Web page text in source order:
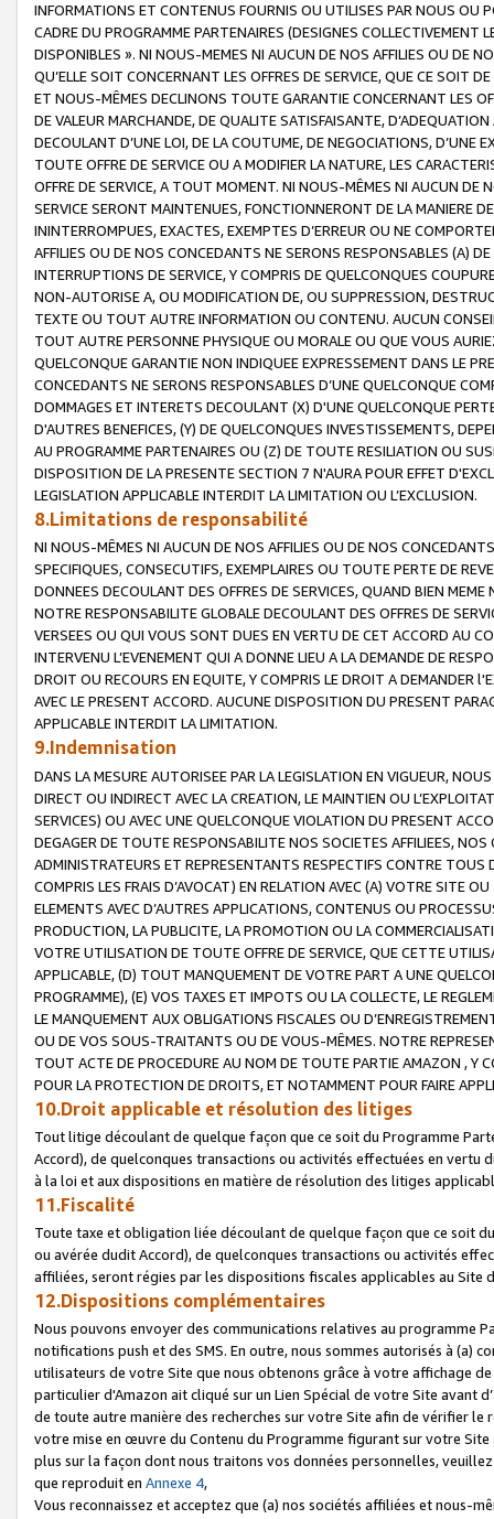
INFORMATIONS ET CONTENUS FOURNIS OU UTILISES PAR NOUS OU
CADRE DU PROGRAMME PARTENAIRES (DESIGNES COLLECTIVEMENT
DISPONIBLES ». NI NOUS-MEMES NI AUCUN DE NOS AFFILIES OU DE
QU’ELLE SOIT CONCERNANT LES OFFRES DE SERVICE, QUE CE SOIT
ET NOUS-MÊMES DECLINONS TOUTE GARANTIE CONCERNANT LES
DE VALEUR MARCHANDE, DE QUALITE SATISFAISANTE,
DECOULANT D’UNE LOI, DE LA COUTUME, DE NEGOCIATIONS, D’UNE
TOUTE OFFRE DE SERVICE OU A MODIFIER LA NATURE, LES
OFFRE DE SERVICE, A TOUT MOMENT. NI NOUS-MÊMES NI AUCUN DE
SERVICE SERONT MAINTENUES, FONCTIONNERONT DE LA MANIERE
ININTERROMPUES, EXACTES, EXEMPTES D’ERREUR OU NE
AFFILIES OU DE NOS CONCEDANTS NE SERONS RESPONSABLES (A)
INTERRUPTIONS DE SERVICE, Y COMPRIS DE QUELCONQUES
NON-AUTORISE A, OU MODIFICATION DE, OU SUPPRESSION,
TEXTE OU TOUT AUTRE INFORMATION OU CONTENU. AUCUN
TOUT AUTRE PERSONNE PHYSIQUE OU MORALE OU QUE VOUS
QUELCONQUE GARANTIE NON INDIQUEE EXPRESSEMENT DANS LE
CONCEDANTS NE SERONS RESPONSABLES D’UNE QUELCONQUE
DOMMAGES ET INTERETS DECOULANT (X) D'UNE QUELCONQUE
D'AUTRES BENEFICES, (Y) DE QUELCONQUES INVESTISSEMENTS,
AU PROGRAMME PARTENAIRES OU (Z) DE TOUTE RESILIATION OU
DISPOSITION DE LA PRESENTE SECTION 7 N'AURA POUR EFFET
LEGISLATION APPLICABLE INTERDIT LA LIMITATION OU L’EXCLUSION.
8.Limitations de responsabilité
NI NOUS-MÊMES NI AUCUN DE NOS AFFILIES OU DE NOS
SPECIFIQUES, CONSECUTIFS, EXEMPLAIRES OU TOUTE PERTE DE
DONNEES DECOULANT DES OFFRES DE SERVICES, QUAND BIEN
NOTRE RESPONSABILITE GLOBALE DECOULANT DES OFFRES DE
VERSEES OU QUI VOUS SONT DUES EN VERTU DE CET ACCORD AU
INTERVENU L’EVENEMENT QUI A DONNE LIEU A LA DEMANDE DE
DROIT OU RECOURS EN EQUITE, Y COMPRIS LE DROIT A DEMANDER
AVEC LE PRESENT ACCORD. AUCUNE DISPOSITION DU PRESENT
APPLICABLE INTERDIT LA LIMITATION.
9.Indemnisation
DANS LA MESURE AUTORISEE PAR LA LEGISLATION EN VIGUEUR,
DIRECT OU INDIRECT AVEC LA CREATION, LE MAINTIEN OU
SERVICES) OU AVEC UNE QUELCONQUE VIOLATION DU PRESENT
DEGAGER DE TOUTE RESPONSABILITE NOS SOCIETES AFFILIEES,
ADMINISTRATEURS ET REPRESENTANTS RESPECTIFS CONTRE
COMPRIS LES FRAIS D’AVOCAT) EN RELATION AVEC (A) VOTRE SITE
ELEMENTS AVEC D’AUTRES APPLICATIONS, CONTENUS OU
PRODUCTION, LA PUBLICITE, LA PROMOTION OU LA
VOTRE UTILISATION DE TOUTE OFFRE DE SERVICE, QUE CETTE
APPLICABLE, (D) TOUT MANQUEMENT DE VOTRE PART A UNE
PROGRAMME), (E) VOS TAXES ET IMPOTS OU LA COLLECTE, LE
LE MANQUEMENT AUX OBLIGATIONS FISCALES OU
OU DE VOS SOUS-TRAITANTS OU DE VOUS-MÊMES. NOTRE
TOUT ACTE DE PROCEDURE AU NOM DE TOUTE PARTIE AMAZON , Y
POUR LA PROTECTION DE DROITS, ET NOTAMMENT POUR FAIRE
10.Droit applicable et résolution des litiges
Tout litige découlant de quelque façon que ce soit du Programme
Accord), de quelconques transactions ou activités effectuées en vertu
à la loi et aux dispositions en matière de résolution des litiges
11.Fiscalité
Toute taxe et obligation liée découlant de quelque façon que ce soit
ou avérée dudit Accord), de quelconques transactions ou activités
affiliées, seront régies par les dispositions fiscales applicables au Site
12.Dispositions complémentaires
Nous pouvons envoyer des communications relatives au programme
notifications push et des SMS. En outre, nous sommes autorisés à
utilisateurs de votre Site que nous obtenons grâce à votre affichage
particulier d'Amazon ait cliqué sur un Lien Spécial de votre Site avant
de toute autre manière des recherches sur votre Site afin de vérifier
votre mise en œuvre du Contenu du Programme figurant sur votre
plus sur la façon dont nous traitons vos données personnelles,
que reproduit en Annexe 4,
Vous reconnaissez et acceptez que (a) nos sociétés affiliées et nous-